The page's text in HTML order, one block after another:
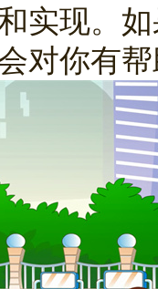
实现。
对你有